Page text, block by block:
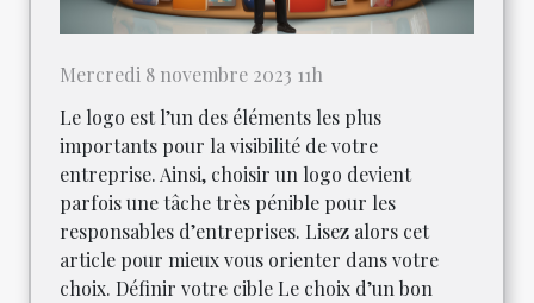
Mercredi 8 novembre 2023 11h
Le logo est l’un des éléments les plus
importants pour la visibilité de votre
entreprise. Ainsi, choisir un logo devient
parfois une tâche très pénible pour les
responsables d’entreprises. Lisez alors cet
article pour mieux vous orienter dans votre
choix. Définir votre cible Le choix d’un bon